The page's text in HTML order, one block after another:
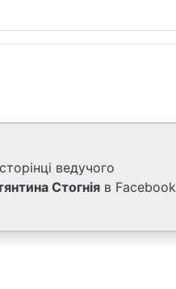
ведучого
Стогнія в Facebook